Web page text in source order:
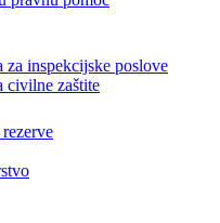
osiguranja
pravnu pomoć
inspekcijske poslove
zaštite